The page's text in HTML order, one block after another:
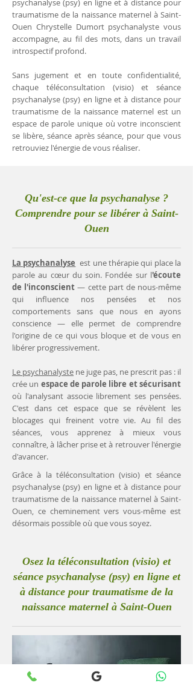
psychanalyse (psy) en ligne et à distance pour
traumatisme de la naissance maternel à Saint-
Ouen Chrystelle Dumort psychanalyste vous
accompagne, au fil des mots, dans un travail
introspectif profond.
Sans jugement et en toute confidentialité,
chaque téléconsultation (visio) et séance
psychanalyse (psy) en ligne et à distance pour
traumatisme de la naissance maternel est un
espace de parole unique où votre inconscient
se libère, séance après séance, pour que vous
retrouviez l'énergie de vous réaliser.
Qu'est-ce que la psychanalyse ?
Comprendre pour se libérer à Saint-
Ouen
La psychanalyse est une thérapie qui place la
parole au cœur du soin. Fondée sur l'écoute
de l'inconscient— cette part de nous-même
qui influence nos pensées et nos
comportements sans que nous en ayons
conscience — elle permet de comprendre
l'origine de ce qui vous bloque et de vous en
libérer progressivement.
Le psychanalyste ne juge pas, ne prescrit pas : il
crée un espace de parole libre et sécurisant
où l'analysant associe librement ses pensées.
C'est dans cet espace que se révèlent les
blocages qui freinent votre vie. Au fil des
séances, vous apprenez à mieux vous
connaître, à lâcher prise et à retrouver l'énergie
d'avancer.
Grâce à la téléconsultation (visio) et séance
psychanalyse (psy) en ligne et à distance pour
traumatisme de la naissance maternel à Saint-
Ouen, ce cheminement vers vous-même est
désormais possible où que vous soyez.
Osez la téléconsultation (visio) et
séance psychanalyse (psy) en ligne et
à distance pour traumatisme de la
naissance maternel à Saint-Ouen